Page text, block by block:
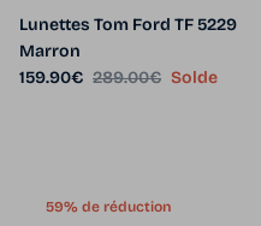
Lunettes Tom Ford TF 5229
Marron
Prix soldé
159.90€ Prix habituel
289.00€ Solde
59% de réduction